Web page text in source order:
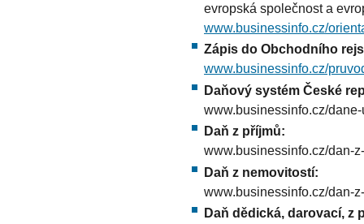
evropská společnost a
www.businessinfo.cz/
Zápis do Obchodního
www.businessinfo.cz/
Daňový systém České
www.businessinfo.cz/
Daň z příjmů:
www.businessinfo.cz/dan-
Daň z nemovitostí:
www.businessinfo.cz/dan-
Daň dědická, darovací, z